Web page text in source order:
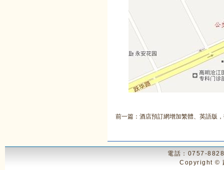
前一篇：酒店預訂網增加繁體、英語版
電話：0757-
Copyright ©